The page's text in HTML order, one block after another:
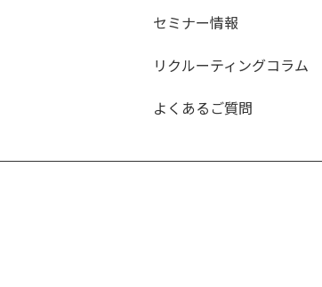
セミナー情報
リクルーティングコラム
よくあるご質問